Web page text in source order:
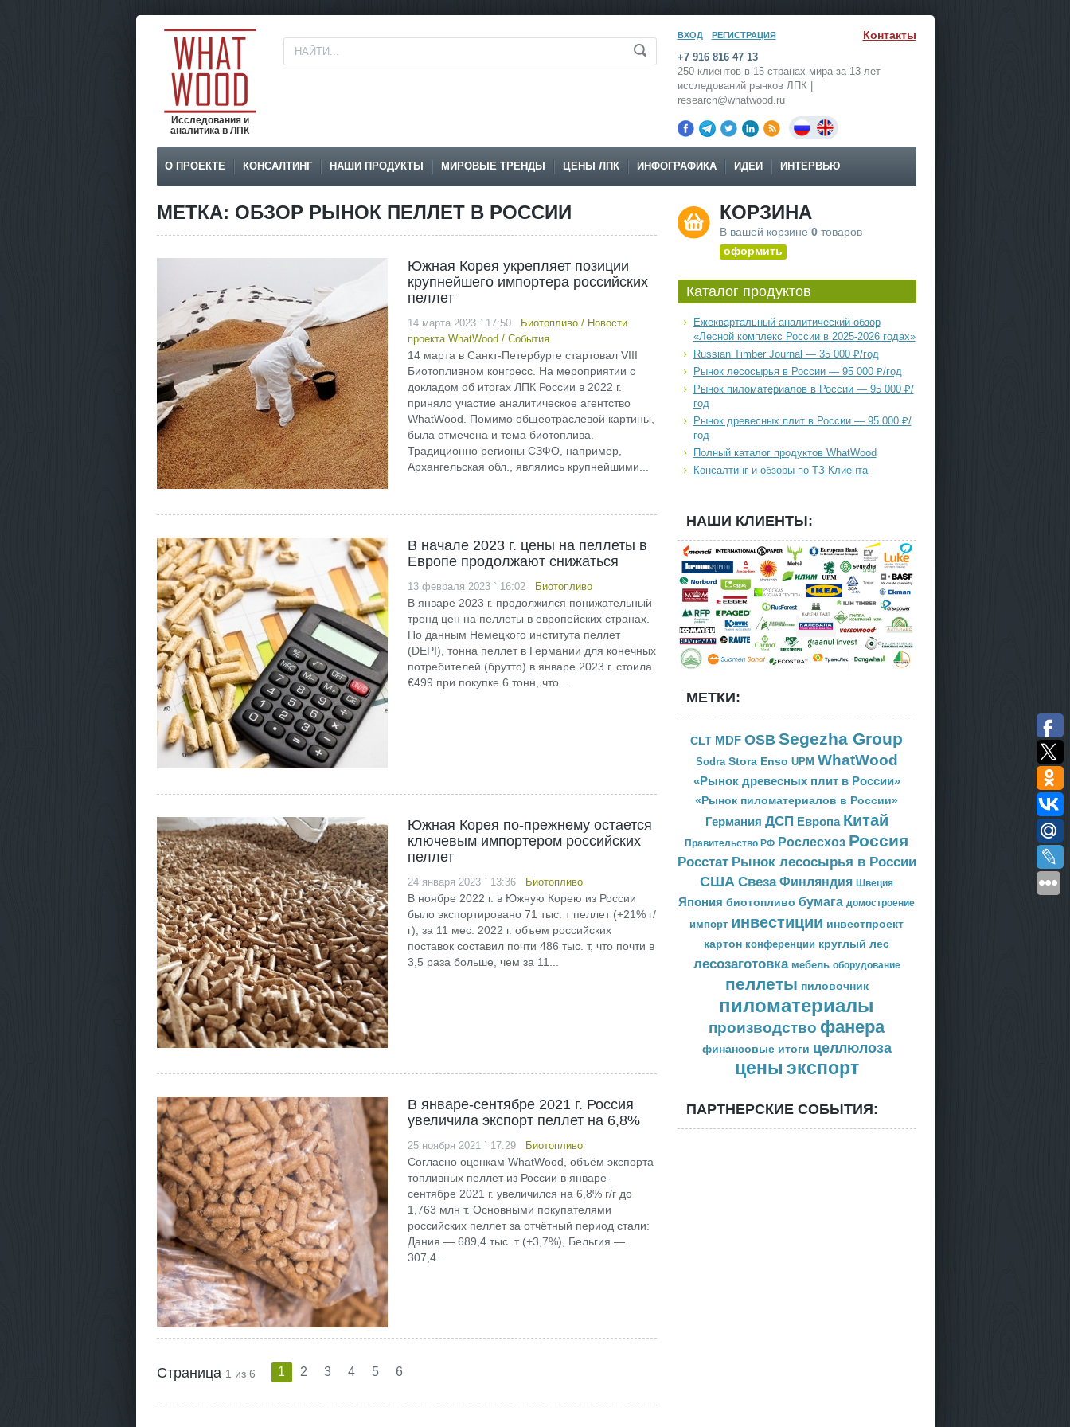
Исследования и
аналитика в ЛПК
ВХОД РЕГИСТРАЦИЯ Контакты
+7 916 816 47 13
250 клиентов в 15 странах мира за 13 лет
исследований рынков ЛПК |
research@whatwood.ru
О ПРОЕКТЕ КОНСАЛТИНГ НАШИ ПРОДУКТЫ МИРОВЫЕ ТРЕНДЫ ЦЕНЫ ЛПК ИНФОГРАФИКА ИДЕИ ИНТЕРВЬЮ
МЕТКА: ОБЗОР РЫНОК ПЕЛЛЕТ В РОССИИ
Южная Корея укрепляет позиции
крупнейшего импортера российских
пеллет
14 марта 2023 ` 17:50 Биотопливо/ Новости
проекта WhatWood / События
14 марта в Санкт-Петербурге стартовал VIII
Биотопливном конгресс. На мероприятии с
докладом об итогах ЛПК России в 2022 г.
приняло участие аналитическое агентство
WhatWood. Помимо общеотраслевой картины,
была отмечена и тема биотоплива.
Традиционно регионы СЗФО, например,
Архангельская обл., являлись крупнейшими...
В начале 2023 г. цены на пеллеты в
Европе продолжают снижаться
13 февраля 2023 ` 16:02 Биотопливо
В январе 2023 г. продолжился понижательный
тренд цен на пеллеты в европейских странах.
По данным Немецкого института пеллет
(DEPI), тонна пеллет в Германии для конечных
потребителей (брутто) в январе 2023 г. стоила
€499 при покупке 6 тонн, что...
Южная Корея по-прежнему остается
ключевым импортером российских
пеллет
24 января 2023 ` 13:36 Биотопливо
В ноябре 2022 г. в Южную Корею из России
было экспортировано 71 тыс. т пеллет (+21% г/
г); за 11 мес. 2022 г. объем российских
поставок составил почти 486 тыс. т, что почти в
3,5 раза больше, чем за 11...
В январе-сентябре 2021 г. Россия
увеличила экспорт пеллет на 6,8%
25 ноября 2021 ` 17:29 Биотопливо
Согласно оценкам WhatWood, объём экспорта
топливных пеллет из России в январе-
сентябре 2021 г. увеличился на 6,8% г/г до
1,763 млн т. Основными покупателями
российских пеллет за отчётный период стали:
Дания — 689,4 тыс. т (+3,7%), Бельгия —
307,4...
Страница 1 из 6 1 2 3 4 5 6
КОРЗИНА
В вашей корзине 0товаров
оформить
Каталог продуктов
Ежеквартальный аналитический обзор
«Лесной комплекс России в 2025-2026 годах»
Russian Timber Journal — 35 000 ₽/год
Рынок лесосырья в России — 95 000 ₽/год
Рынок пиломатериалов в России — 95 000 ₽/
год
Рынок древесных плит в России — 95 000 ₽/
год
Полный каталог продуктов WhatWood
Консалтинг и обзоры по ТЗ Клиента
НАШИ КЛИЕНТЫ:
МЕТКИ:
CLT MDF OSB Segezha Group
Sodra Stora Enso UPM WhatWood
«Рынок древесных плит в России»
«Рынок пиломатериалов в России»
Германия ДСП Европа Китай
Правительство РФ Рослесхоз Россия
Росстат Рынок лесосырья в России
США Свеза Финляндия Швеция
Япония биотопливо бумага домостроение
импорт инвестиции инвестпроект
картон конференции круглый лес
лесозаготовка мебель оборудование
пеллеты пиловочник
пиломатериалы
производство фанера
финансовые итоги целлюлоза
цены экспорт
ПАРТНЕРСКИЕ СОБЫТИЯ: